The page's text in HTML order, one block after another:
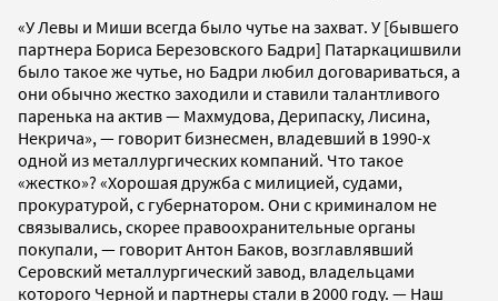
«У Левы и Миши всегда было чутье на захват. У [бывшего
партнера Бориса Березовского Бадри] Патаркацишвили
было такое же чутье, но Бадри любил договариваться, а
они обычно жестко заходили и ставили талантливого
паренька на актив — Махмудова, Дерипаску, Лисина,
Некрича», — говорит бизнесмен, владевший в 1990-х
одной из металлургических компаний. Что такое
«жестко»? «Хорошая дружба с милицией, судами,
прокуратурой, с губернатором. Они с криминалом не
связывались, скорее правоохранительные органы
покупали, — говорит Антон Баков, возглавлявший
Серовский металлургический завод, владельцами
которого Черной и партнеры стали в 2000 году. — Наш